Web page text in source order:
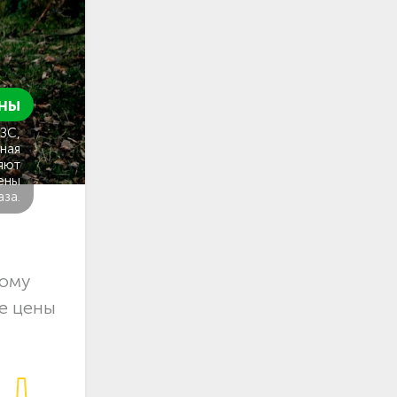
цены